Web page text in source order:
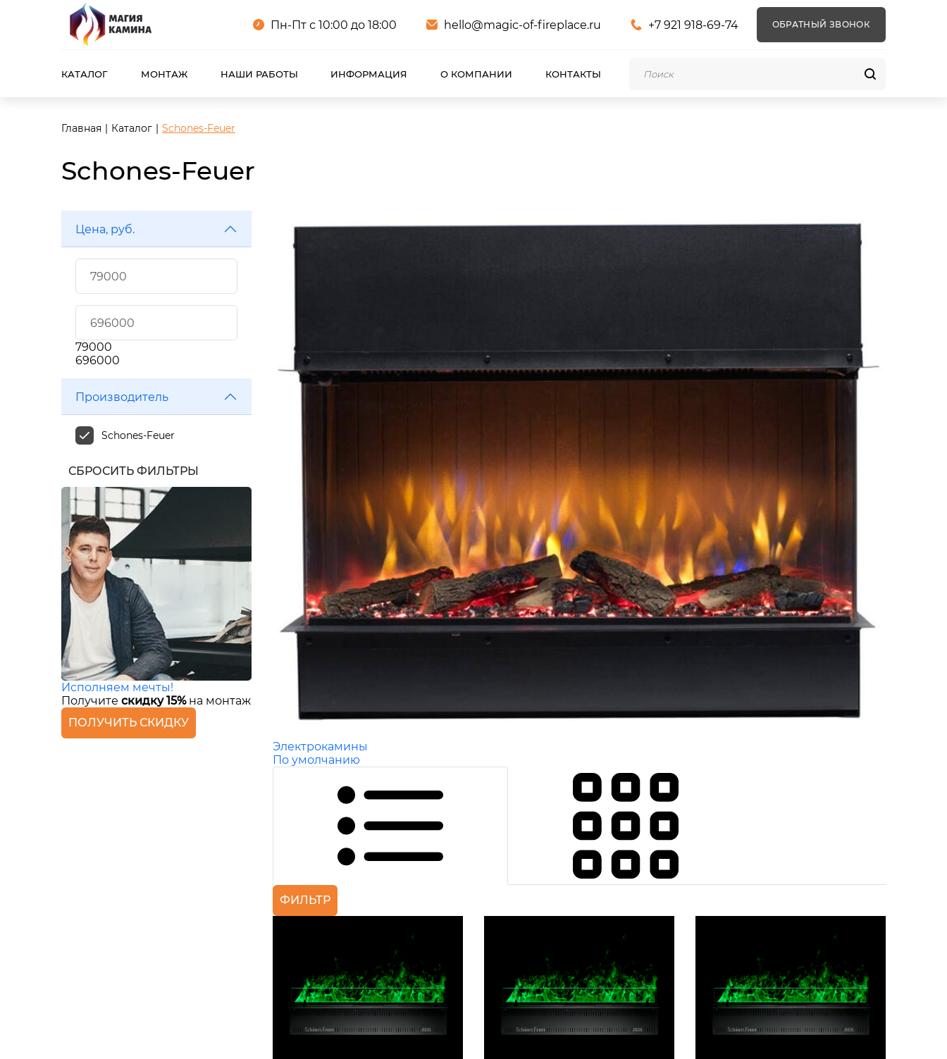
Пн-Пт с 10:00 до 18:00 hello@magic-of-fireplace.ru +7 921 918-69-74 ОБРАТНЫЙ ЗВОНОК
КАТАЛОГ МОНТАЖ НАШИ РАБОТЫ ИНФОРМАЦИЯ О КОМПАНИИ КОНТАКТЫ
Главная Каталог Schones-Feuer
Schones-Feuer
Цена, руб.
79000
696000
Производитель
Schones-Feuer
СБРОСИТЬ ФИЛЬТРЫ
Исполняем мечты!
Получите скидку 15%на монтаж
ПОЛУЧИТЬ СКИДКУ
Электрокамины
По умолчанию
ФИЛЬТР